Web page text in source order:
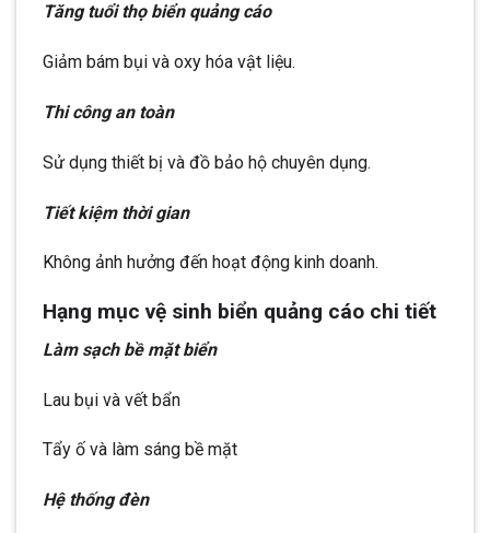
Tăng tuổi thọ biển quảng cáo
Giảm bám bụi và oxy hóa vật liệu.
Thi công an toàn
Sử dụng thiết bị và đồ bảo hộ chuyên dụng.
Tiết kiệm thời gian
Không ảnh hưởng đến hoạt động kinh doanh.
Hạng mục vệ sinh biển quảng cáo chi tiết
Làm sạch bề mặt biển
Lau bụi và vết bẩn
Tẩy ố và làm sáng bề mặt
Hệ thống đèn